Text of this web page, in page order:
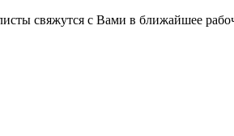
свяжутся с Вами в ближайшее